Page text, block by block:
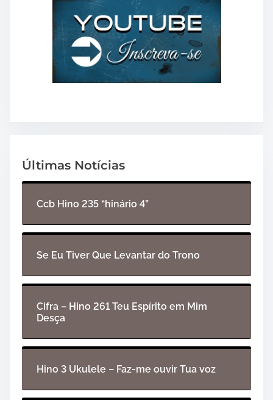
Últimas Notícias
Ccb Hino 235 “hinário 4”
Se Eu Tiver Que Levantar do Trono
Cifra – Hino 261 Teu Espírito em Mim
Desça
Hino 3 Ukulele – Faz-me ouvir Tua voz